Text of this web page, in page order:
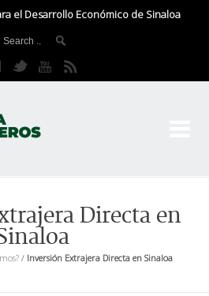
el Desarrollo Económico de Sinaloa
Directa en
/ Inversión Extrajera Directa en Sinaloa